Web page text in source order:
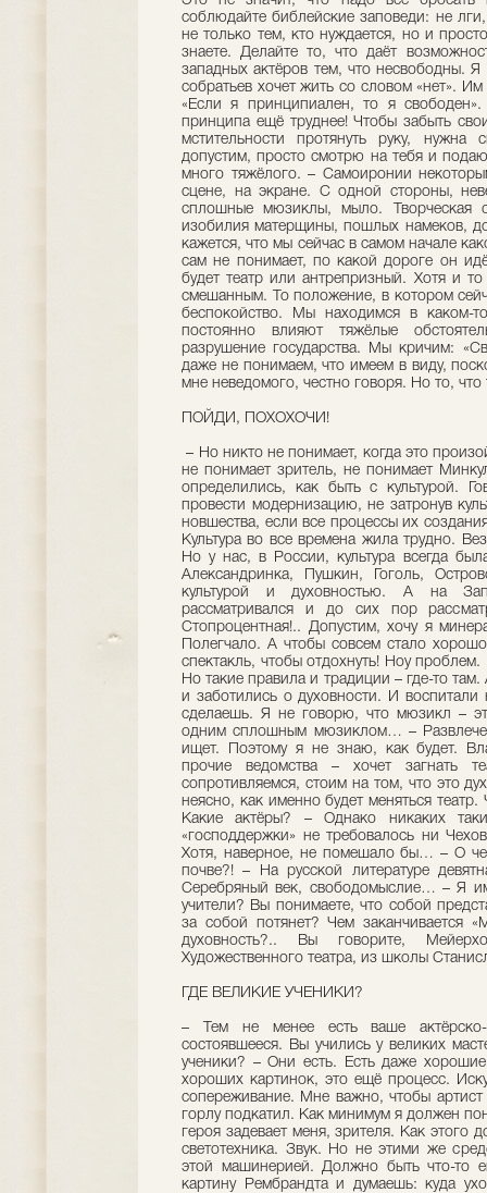
соблюдайте библейские заповеди: не
не только тем, кто нуждается, но и
знаете. Делайте то, что даёт
западных актёров тем, что несвободны.
собратьев хочет жить со словом «нет».
«Если я принципиален, то я
принципа ещё труднее! Чтобы забыть
мстительности протянуть руку,
допустим, просто смотрю на тебя и
много тяжёлого. – Самоиронии
сцене, на экране. С одной стороны,
сплошные мюзиклы, мыло. Творческая
изобилия матерщины, пошлых намеков,
кажется, что мы сейчас в самом начале
сам не понимает, по какой дороге он
будет театр или антрепризный. Хотя и
смешанным. То положение, в котором
беспокойство. Мы находимся в каком-
постоянно влияют тяжёлые
разрушение государства. Мы кричим:
даже не понимаем, что имеем в виду,
мне неведомого, честно говоря. Но то, что
ПОЙДИ, ПОХОХОЧИ!
– Но никто не понимает, когда это
не понимает зритель, не понимает
определились, как быть с культурой.
провести модернизацию, не затронув
новшества, если все процессы их
Культура во все времена жила трудно.
Но у нас, в России, культура всегда
Александринка, Пушкин, Гоголь,
культурой и духовностью. А на
рассматривался и до сих пор
Стопроцентная!.. Допустим, хочу я
Полегчало. А чтобы совсем стало
спектакль, чтобы отдохнуть! Ноу
Но такие правила и традиции – где-то
и заботились о духовности. И воспитали
сделаешь. Я не говорю, что мюзикл –
одним сплошным мюзиклом… –
ищет. Поэтому я не знаю, как будет.
прочие ведомства – хочет загнать
сопротивляемся, стоим на том, что это
неясно, как именно будет меняться театр.
Какие актёры? – Однако никаких
«господдержки» не требовалось ни
Хотя, наверное, не помешало бы… – О
почве?! – На русской литературе
Серебряный век, свободомыслие… – Я
учители? Вы понимаете, что собой
за собой потянет? Чем заканчивается
духовность?.. Вы говорите,
Художественного театра, из школы
ГДЕ ВЕЛИКИЕ УЧЕНИКИ?
– Тем не менее есть ваше актёрско-
состоявшееся. Вы учились у великих
ученики? – Они есть. Есть даже
хороших картинок, это ещё процесс.
сопереживание. Мне важно, чтобы
горлу подкатил. Как минимум я должен
героя задевает меня, зрителя. Как этого
светотехника. Звук. Но не этими же
этой машинерией. Должно быть что-то
картину Рембрандта и думаешь: куда